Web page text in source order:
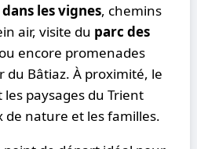
les vignes, chemins
air, visite du parc des
encore promenades
du Bâtiaz. À proximité, le
paysages du Trient
nature et les familles.